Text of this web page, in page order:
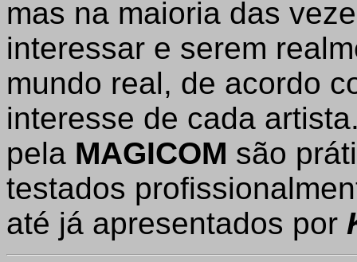
mas na maioria das
interessar e serem
mundo real, de acordo
interesse de cada
pela MAGICOM são
testados
até já apresentados por